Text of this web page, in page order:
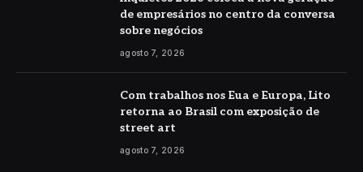
de empresários no centro da conversa
sobre negócios
agosto 7, 2026
Com trabalhos nos Eua e Europa, Lito
retorna ao Brasil com exposição de
street art
agosto 7, 2026